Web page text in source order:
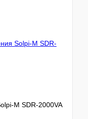
M SDR-2000VA